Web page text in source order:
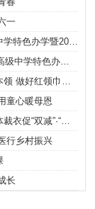
一
临沂衡大高级中学特色办学暨2024秋季招生家长开放
2024临沂衡大高级中学特色办学暨学生家长开放日活
锤炼队前教育本领 做好红领巾的引路人
童心暖母恩
山东沂南：量体裁衣促“双减”·“督导”并用增特色
行乡村振兴
长